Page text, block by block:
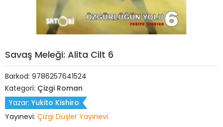
Savaş Meleği: Alita Cilt 6
Barkod: 9786257641524
Kategori: Çizgi Roman
Yazar: Yukito Kishiro
Yayınevi: Çizgi Düşler Yayınevi